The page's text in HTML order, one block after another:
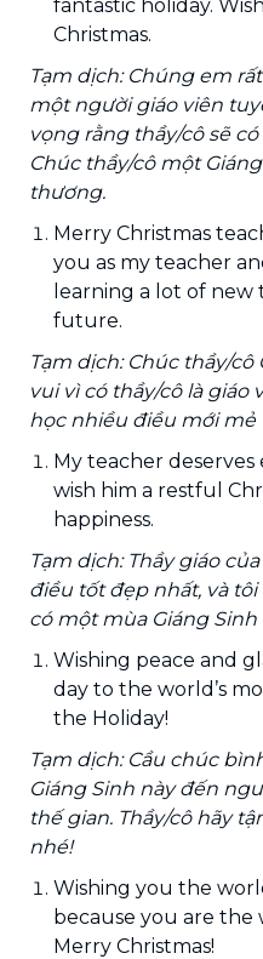
fantastic holiday.
Christmas.
Tạm dịch: Chúng em
một người giáo viên
vọng rằng thầy/cô sẽ
Chúc thầy/cô một
thương.
Merry Christmas
you as my teacher
learning a lot of
future.
Tạm dịch: Chúc thầy/cô
vui vì có thầy/cô là giáo
học nhiều điều mới mẻ
My teacher deserves
wish him a restful
happiness.
Tạm dịch: Thầy giáo
điều tốt đẹp nhất, và
có một mùa Giáng
Wishing peace and
day to the world’s
the Holiday!
Tạm dịch: Cầu chúc
Giáng Sinh này đến
thế gian. Thầy/cô hãy
nhé!
Wishing you the
because you are the
Merry Christmas!